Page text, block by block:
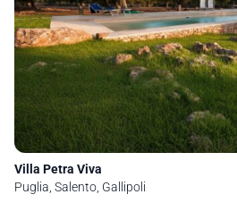
Villa Petra Viva
Puglia, Salento, Gallipoli